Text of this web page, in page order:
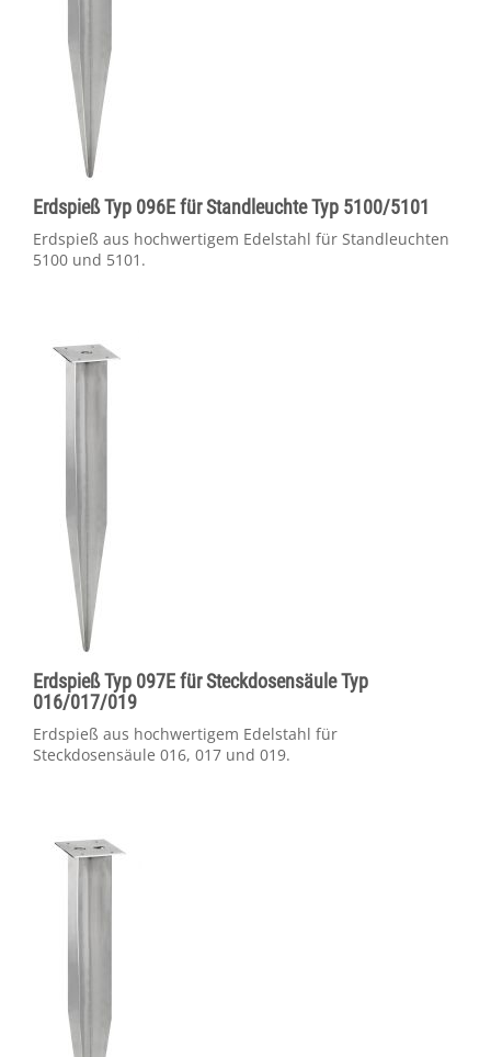
Erdspieß Typ 096E für Standleuchte Typ 5100/5101
Erdspieß aus hochwertigem Edelstahl für Standleuchten
5100 und 5101.
Erdspieß Typ 097E für Steckdosensäule Typ
016/017/019
Erdspieß aus hochwertigem Edelstahl für
Steckdosensäule 016, 017 und 019.